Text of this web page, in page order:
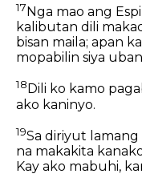
17 Nga mao ang
kalibutan dili
bisan maila; apan
mopabilin siya
18 Dili ko kamo
ako kaninyo.
19Sa diriyut
na makakita
Kay ako mabuhi,